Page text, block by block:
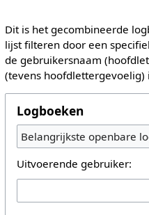
Dit is het gecombineerde
lijst filteren door een
de gebruikersnaam
(tevens hoofdlettergevoelig)
Logboeken
Belangrijkste openbare
Uitvoerende gebruiker: